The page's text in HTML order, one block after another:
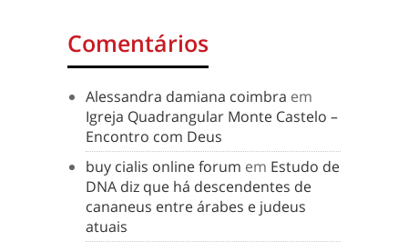
Comentários
Alessandra damiana coimbra em
Igreja Quadrangular Monte Castelo –
Encontro com Deus
buy cialis online forum em Estudo de
DNA diz que há descendentes de
cananeus entre árabes e judeus
atuais